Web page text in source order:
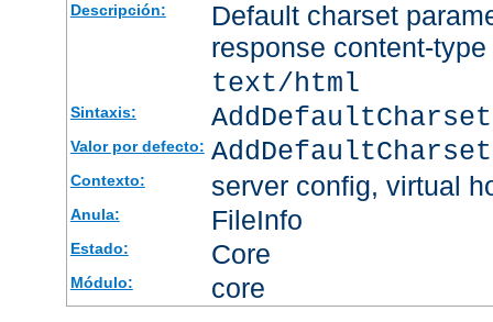
Descripción:
Default charset
response content-
text/html
Sintaxis:
Valor por defecto:
Contexto: server config, virtual
Anula: FileInfo
Estado: Core
Módulo: core